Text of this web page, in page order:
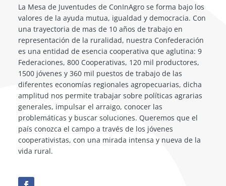
La Mesa de Juventudes de ConInAgro se forma bajo los
valores de la ayuda mutua, igualdad y democracia. Con
una trayectoria de mas de 10 años de trabajo en
representación de la ruralidad, nuestra Confederación
es una entidad de esencia cooperativa que aglutina: 9
Federaciones, 800 Cooperativas, 120 mil productores,
1500 jóvenes y 360 mil puestos de trabajo de las
diferentes economías regionales agropecuarias, dicha
amplitud nos permite trabajar sobre políticas agrarias
generales, impulsar el arraigo, conocer las
problemáticas y buscar soluciones. Queremos que el
país conozca el campo a través de los jóvenes
cooperativistas, con una mirada intensa y nueva de la
vida rural.